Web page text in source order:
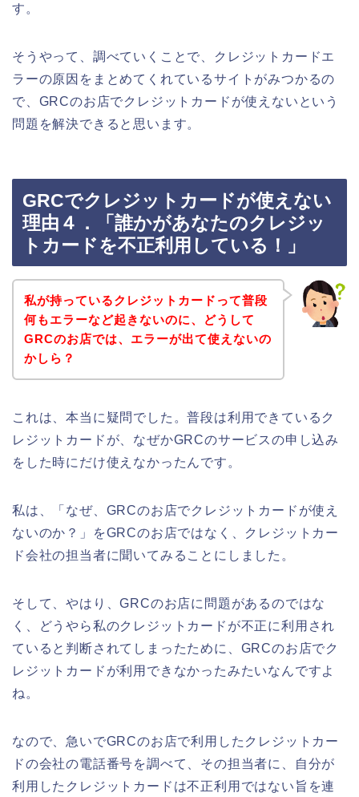
す。
そうやって、調べていくことで、クレジットカードエ
ラーの原因をまとめてくれているサイトがみつかるの
で、GRCのお店でクレジットカードが使えないという
問題を解決できると思います。
GRCでクレジットカードが使えない
理由４．「誰かがあなたのクレジッ
トカードを不正利用している！」
私が持っているクレジットカードって普段
何もエラーなど起きないのに、どうして
GRCのお店では、エラーが出て使えないの
かしら？
これは、本当に疑問でした。普段は利用できているク
レジットカードが、なぜかGRCのサービスの申し込み
をした時にだけ使えなかったんです。
私は、「なぜ、GRCのお店でクレジットカードが使え
ないのか？」をGRCのお店ではなく、クレジットカー
ド会社の担当者に聞いてみることにしました。
そして、やはり、GRCのお店に問題があるのではな
く、どうやら私のクレジットカードが不正に利用され
ていると判断されてしまったために、GRCのお店でク
レジットカードが利用できなかったみたいなんですよ
ね。
なので、急いでGRCのお店で利用したクレジットカー
ドの会社の電話番号を調べて、その担当者に、自分が
利用したクレジットカードは不正利用ではない旨を連